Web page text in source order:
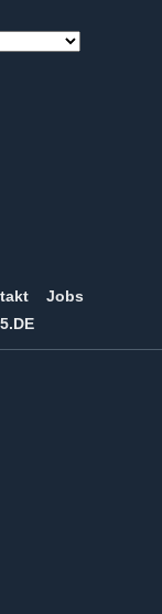
Jobs